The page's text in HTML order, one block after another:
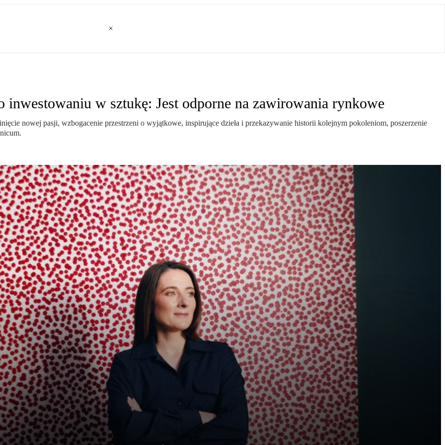
inwestowaniu w sztukę: Jest odporne na zawirowania rynkowe
nowej pasji, wzbogacenie przestrzeni o wyjątkowe, inspirujące dzieła i przekazywanie historii kolejnym pokoleniom, poszerzenie